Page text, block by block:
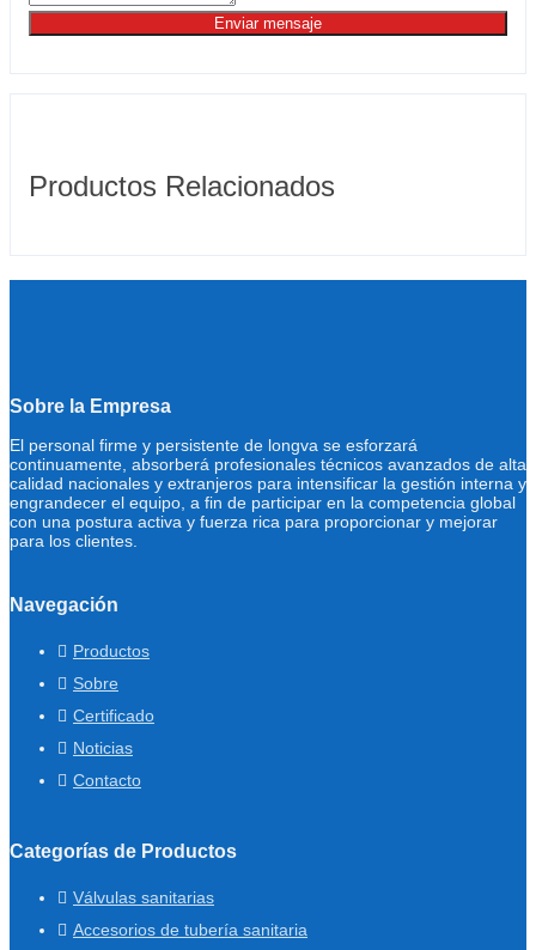
Enviar mensaje
Productos Relacionados
Sobre la Empresa
El personal firme y persistente de longva se esforzará
continuamente, absorberá profesionales técnicos avanzados de alta
calidad nacionales y extranjeros para intensificar la gestión interna y
engrandecer el equipo, a fin de participar en la competencia global
con una postura activa y fuerza rica para proporcionar y mejorar
para los clientes.
Navegación
Productos
Sobre
Certificado
Noticias
Contacto
Categorías de Productos
Válvulas sanitarias
Accesorios de tubería sanitaria